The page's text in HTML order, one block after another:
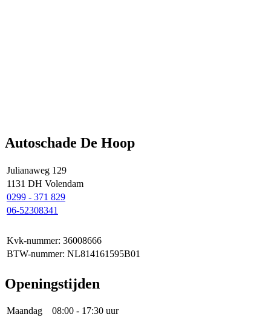
Autoschade De Hoop
Julianaweg 129
1131 DH Volendam
0299 - 371 829
06-52308341
Kvk-nummer: 36008666
BTW-nummer: NL814161595B01
Openingstijden
Maandag
08:00 - 17:30 uur